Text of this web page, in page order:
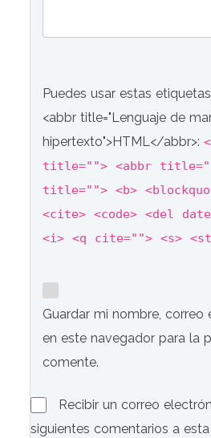
Puedes usar estas
<abbr title="Lenguaje de
hipertexto">HTML</abbr>:
title=""> <abbr
title=""> <b>
<cite> <code> <del
<i> <q cite=""> <s>
Guardar mi nombre,
en este navegador para la
comente.
Recibir un correo
siguientes comentarios a